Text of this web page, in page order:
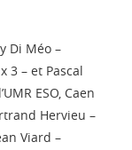
Di Méo –
3 – et Pascal
ESO, Caen
Hervieu –
Viard –